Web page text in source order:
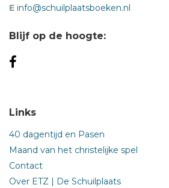
E info@schuilplaatsboeken.nl
Blijf op de hoogte:
Links
40 dagentijd en Pasen
Maand van het christelijke spel
Contact
Over ETZ | De Schuilplaats